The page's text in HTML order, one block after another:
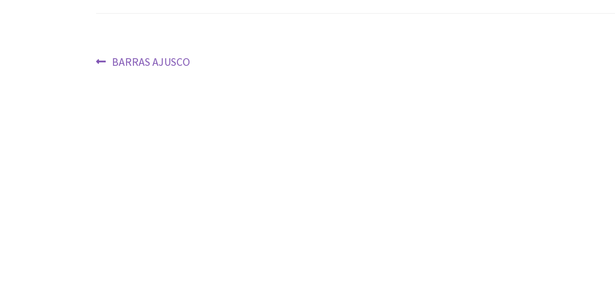
Navegación
Anterior:
BARRAS AJUSCO